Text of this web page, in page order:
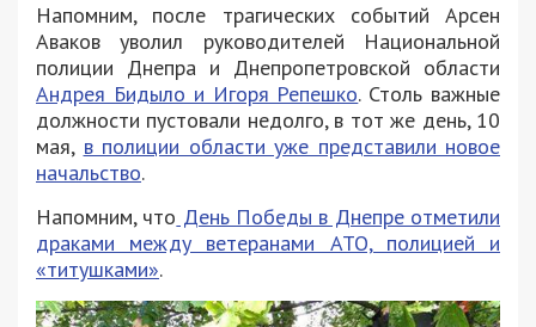
Напомним, после трагических событий Арсен
Аваков уволил руководителей Национальной
полиции Днепра и Днепропетровской области
Андрея Бидыло и Игоря Репешко. Столь важные
должности пустовали недолго, в тот же день, 10
мая, в полиции области уже представили новое
начальство.
Напомним, что День Победы в Днепре отметили
драками между ветеранами АТО, полицией и
«титушками».